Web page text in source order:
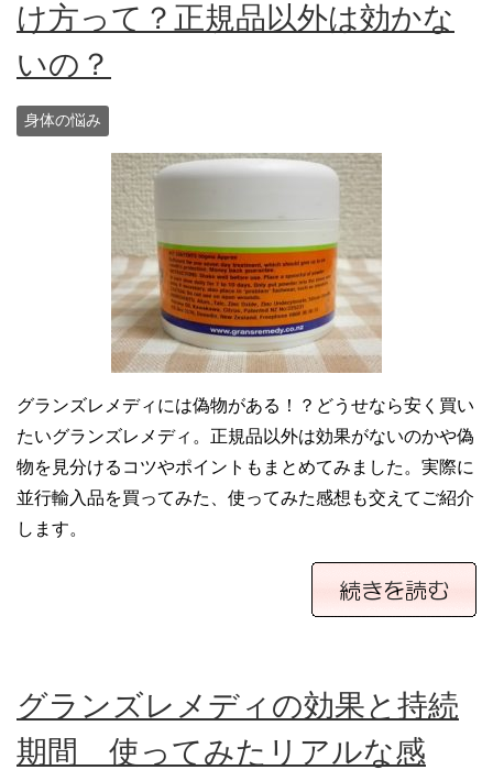
け方って？正規品以外は効かな
いの？
身体の悩み
グランズレメディには偽物がある！？どうせなら安く買い
たいグランズレメディ。正規品以外は効果がないのかや偽
物を見分けるコツやポイントもまとめてみました。実際に
並行輸入品を買ってみた、使ってみた感想も交えてご紹介
します。
グランズレメディの効果と持続
期間 使ってみたリアルな感